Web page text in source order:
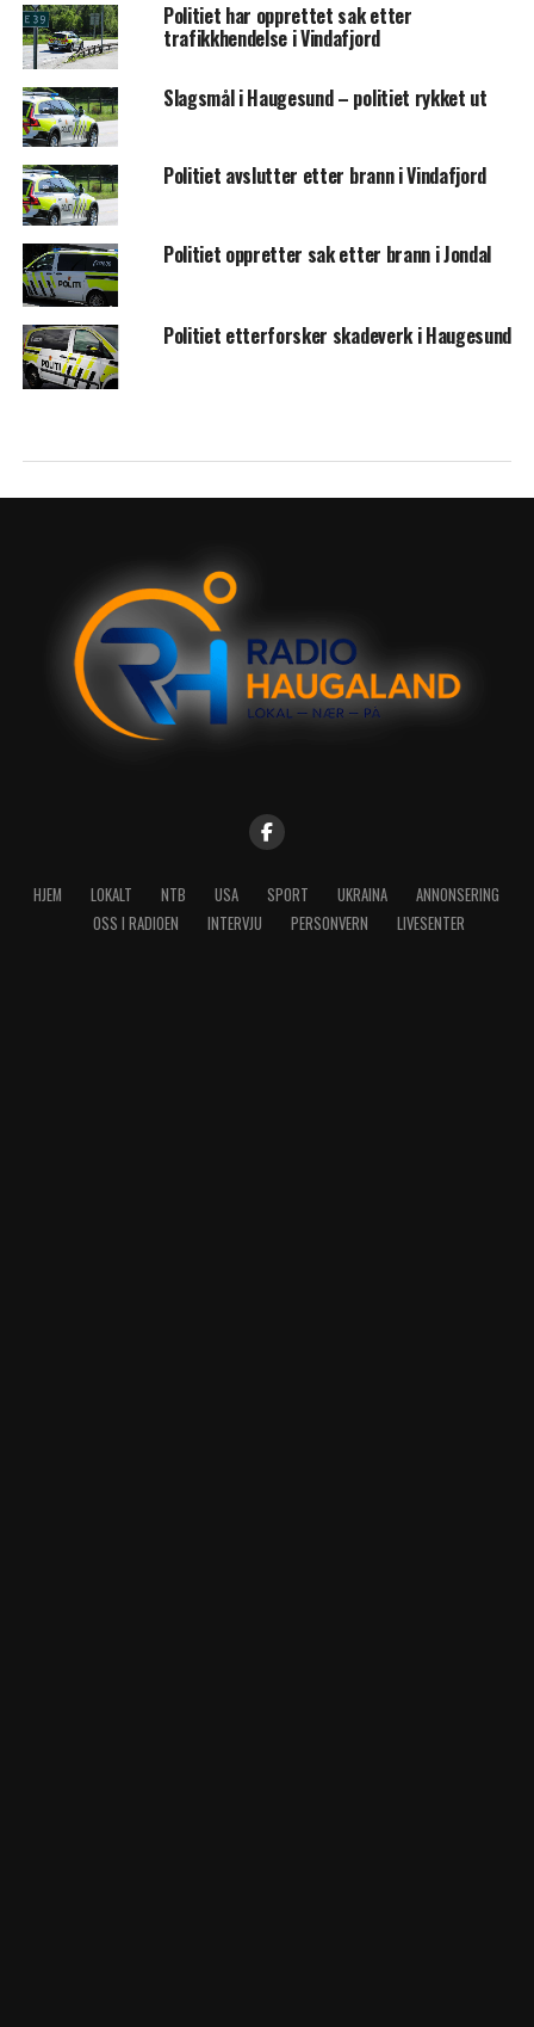
Politiet har opprettet sak etter
trafikkhendelse i Vindafjord
Slagsmål i Haugesund – politiet rykket ut
Politiet avslutter etter brann i Vindafjord
Politiet oppretter sak etter brann i Jondal
Politiet etterforsker skadeverk i Haugesund
HJEM LOKALT NTB USA SPORT UKRAINA
ANNONSERING
OSS I RADIOEN
INTERVJU PERSONVERN LIVESENTER